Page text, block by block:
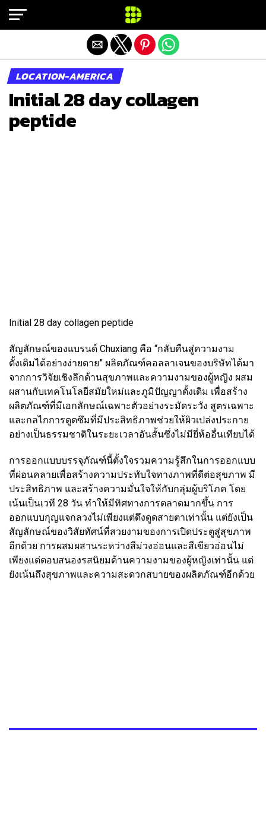
LOCATION-AMERICA
Initial 28 day collagen
peptide
Initial 28 day collagen peptide
สัญลักษณ์ของแบรนด์ Chuxiang คือ “กลับคืนสู่ความงาม
ดั้งเดิมได้อย่างง่ายดาย” ผลิตภัณฑ์คอลลาเจนของบริษัทได้มา
จากการวิจัยเชิงลึกด้านสุขภาพและความงามของผู้หญิง ผสม
ผสานกับเทคโนโลยีสมัยใหม่และภูมิปัญญาดั้งเดิม เพื่อสร้าง
ผลิตภัณฑ์ที่มีเอกลักษณ์เฉพาะตัวอย่างระมัดระวัง สูตรเฉพาะ
และกลไกการดูดซึมที่มีประสิทธิภาพช่วยให้ผิวเปล่งประกาย
อย่างเป็นธรรมชาติในระยะเวลาอันสั้นซึ่งไม่มียี่ห้ออื่นเทียบได้
การออกแบบบรรจุภัณฑ์นี้ตั้งใจรวมความรู้สึกในการออกแบบ
ที่ผ่อนคลายเพื่อสร้างความประทับใจทางภาพที่ดีต่อสุขภาพ มี
ประสิทธิภาพ และสร้างความมั่นใจให้กับกลุ่มผู้บริโภค โดย
เน้นเป็นเวที 28 วัน ทำให้มีทิศทางการตลาดมากขึ้น การ
ออกแบบกุญแจกลวงไม่เพียงแต่ดึงดูดสายตาเท่านั้น แต่ยังเป็น
สัญลักษณ์ของวิสัยทัศน์ที่สวยงามของการเปิดประตูสู่สุขภาพ
อีกด้วย การผสมผสานระหว่างสีม่วงอ่อนและสีเขียวอ่อนไม่
เพียงแต่ตอบสนองรสนิยมด้านความงามของผู้หญิงเท่านั้น แต่
ยังเน้นถึงสุขภาพและความสะดวกสบายของผลิตภัณฑ์อีกด้วย
Exit mobile version